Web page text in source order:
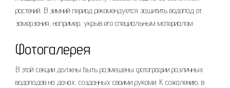
растений. В зимний период рекомендуется защитить водопад от
замерзания, например, укрыв его специальным материалом.
Фотогалерея
В этой секции должны быть размещены фотографии различных
водопадов на дачах, созданных своими руками. К сожалению, в